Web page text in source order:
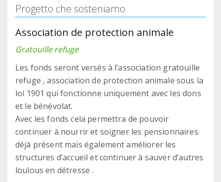
Progetto che sosteniamo
Association de protection animale
Gratouille refuge
Les fonds seront versés à l’association gratouille
refuge , association de protection animale sous la
loi 1901 qui fonctionne uniquement avec les dons
et le bénévolat.
Avec les fonds cela permettra de pouvoir
continuer à nourrir et soigner les pensionnaires
déjà présent mais également améliorer les
structures d’accueil et continuer à sauver d’autres
loulous en détresse .